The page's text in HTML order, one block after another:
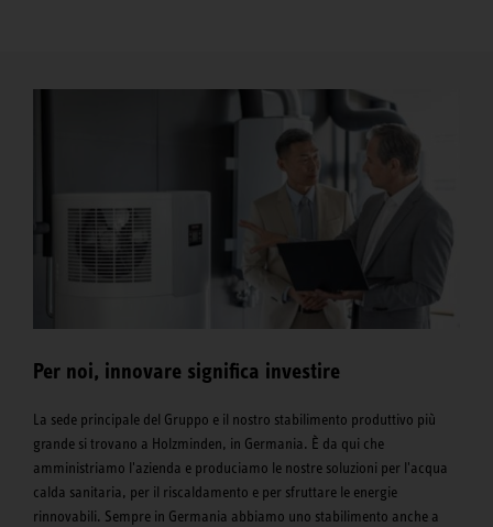
Per noi, innovare significa investire
La sede principale del Gruppo e il nostro stabilimento produttivo più
grande si trovano a Holzminden, in Germania. È da qui che
amministriamo l'azienda e produciamo le nostre soluzioni per l'acqua
calda sanitaria, per il riscaldamento e per sfruttare le energie
rinnovabili. Sempre in Germania abbiamo uno stabilimento anche a